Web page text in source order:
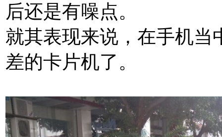
后还是有噪点。
就其表现来说，在手机当
差的卡片机了。